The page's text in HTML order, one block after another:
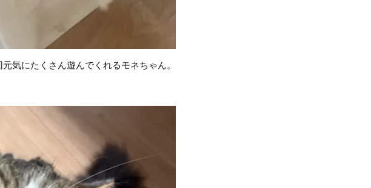
気にたくさん遊んでくれるモネちゃん。